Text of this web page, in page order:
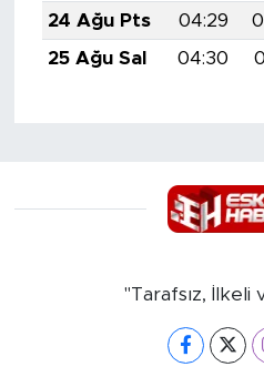
24 Ağu Pts
04:29
25 Ağu Sal
04:30
"Tarafsız, İlkeli